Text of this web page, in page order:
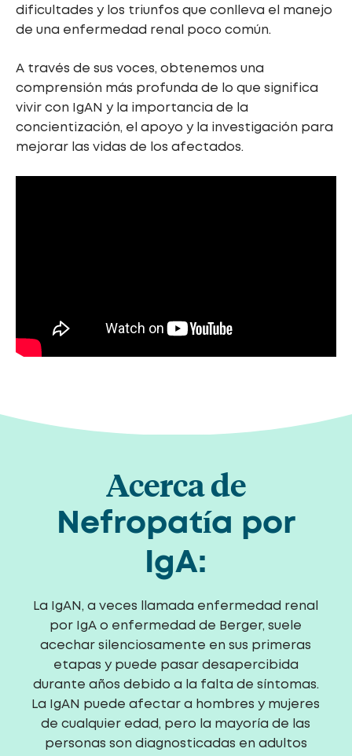
dificultades y los triunfos que conlleva el manejo
de una enfermedad renal poco común.
A través de sus voces, obtenemos una
comprensión más profunda de lo que significa
vivir con IgAN y la importancia de la
concientización, el apoyo y la investigación para
mejorar las vidas de los afectados.
Acerca de
Nefropatía por
IgA:
La IgAN, a veces llamada enfermedad renal
por IgA o enfermedad de Berger, suele
acechar silenciosamente en sus primeras
etapas y puede pasar desapercibida
durante años debido a la falta de síntomas.
La IgAN puede afectar a hombres y mujeres
de cualquier edad, pero la mayoría de las
personas son diagnosticadas en adultos